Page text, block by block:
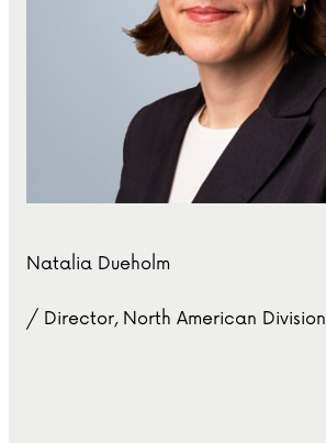
Natalia Dueholm
/ Director, North American Division